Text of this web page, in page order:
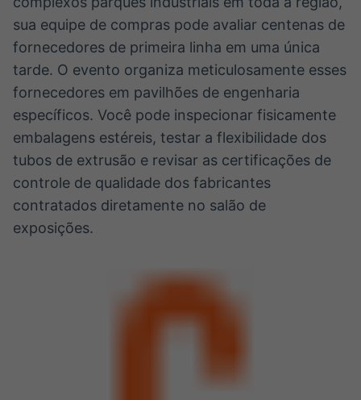
sua equipe de compras pode avaliar centenas de
fornecedores de primeira linha em uma única
tarde. O evento organiza meticulosamente esses
fornecedores em pavilhões de engenharia
específicos. Você pode inspecionar fisicamente
embalagens estéreis, testar a flexibilidade dos
tubos de extrusão e revisar as certificações de
controle de qualidade dos fabricantes
contratados diretamente no salão de
exposições.